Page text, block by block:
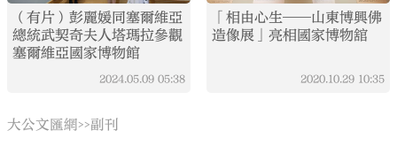
（有片）彭麗媛同塞爾維亞
總統武契奇夫人塔瑪拉參觀
塞爾維亞國家博物館
2024.05.09 05:38
「相由心生——山東博興佛
造像展」亮相國家博物舘
2020.10.29 10:35
大公文匯網>>副刊